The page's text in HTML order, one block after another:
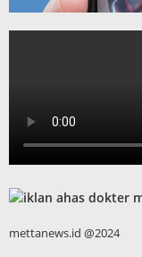
mettanews.id @2024